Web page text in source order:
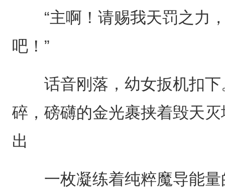
“主啊！请赐我天罚之力，
吧！”
话音刚落，幼女扳机扣下
碎，磅礴的金光裹挟着毁天
出
一枚凝练着纯粹魔导能量